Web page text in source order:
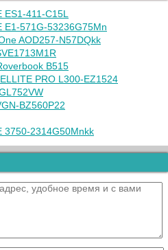
ES1-411-C15L
E1-571G-53236G75Mn
AOD257-N57DQkk
B515
PRO L300-EZ1524
BZ560P22
3750-2314G50Mnkk